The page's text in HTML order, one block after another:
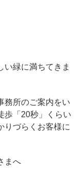
い緑に満ちてきま
務所のご案内をい
歩「20秒」くらい
りづらくお客様に
まへ